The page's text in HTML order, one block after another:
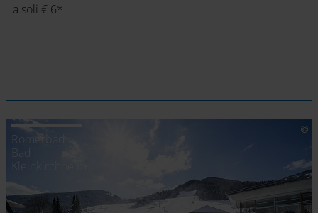
a soli € 6*
Römerbad
Bad
Kleinkirchheim